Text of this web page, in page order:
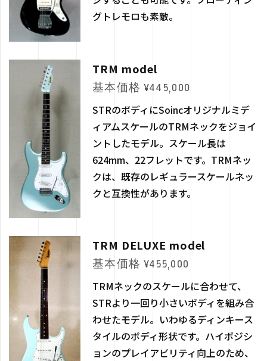
グトレモロも素敵。
TRM model
基本価格 ¥445,000
STRのボディにSoincオリジナルミデ
ィアムスケールのTRMネックをジョイ
ントしたモデル。スケール長は
624mm、22フレットです。TRMネッ
クは、既存のレギュラースケールネッ
クと互換性があります。
TRM DELUXE model
基本価格 ¥455,000
TRMネックのスケールに合わせて、
STRより一回り小さいボディを組み合
わせたモデル。いわゆるディンキース
タイルのボディ形状です。ハイポジシ
ョンのプレイアビリティ向上のため、